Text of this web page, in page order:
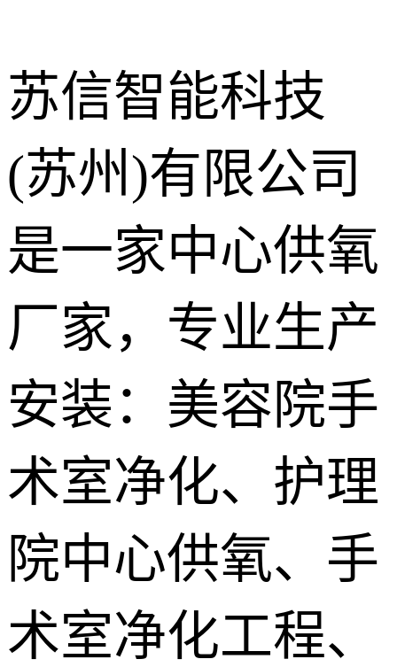
苏信智能科技
(苏州)有限公司
是一家中心供氧
厂家，专业生产
安装：美容院手
术室净化、护理
院中心供氧、手
术室净化工程、
中心供氧系
统
气体终端
护理设备带
走廊扶手
手术室净化
修配件